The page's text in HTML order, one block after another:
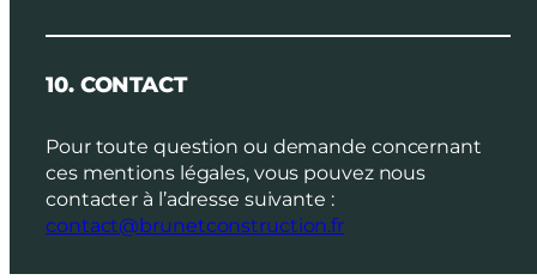
10. CONTACT
Pour toute question ou demande concernant
ces mentions légales, vous pouvez nous
contacter à l’adresse suivante :
contact@brunetconstruction.fr